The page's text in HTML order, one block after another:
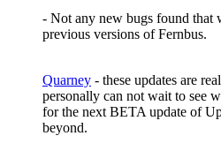
- Not any new bugs found that
previous versions of Fernbus.
Quarney - these updates are
personally can not wait to see
for the next BETA update of
beyond.